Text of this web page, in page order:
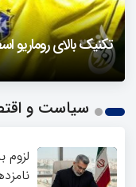
تکنیک بالای روماریو
فیلمی از یک خواننده
حمله تند مصطفی
دزفول را باید دید
2
سیاست و
لزوم